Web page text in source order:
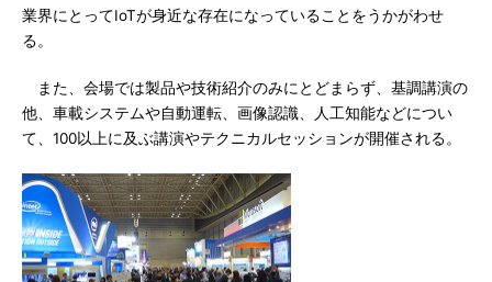
業界にとってIoTが身近な存在になっていることをうかがわせ
る。
また、会場では製品や技術紹介のみにとどまらず、基調講演の
他、車載システムや自動運転、画像認識、人工知能などについ
て、100以上に及ぶ講演やテクニカルセッションが開催される。